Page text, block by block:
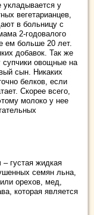
укладывается у
вегетарианцев,
в больницу с
2-годовалого
ем больше 20 лет.
добавок. Так же
овощные на
сын. Никаких
белков, если
Скорее всего,
молоко у нее
густая жидкая
семян льна,
орехов, мед,
которая является